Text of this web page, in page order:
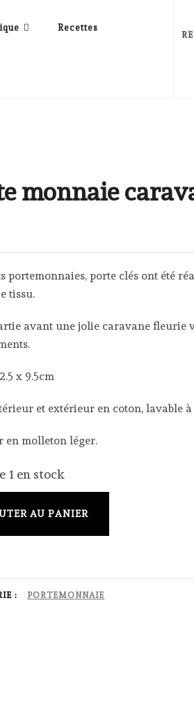
Recettes
monnaie
portemonnaies, porte clés ont été
tissu.
avant une jolie caravane fleurie
x 9.5cm
et extérieur en coton, lavable à
en molleton léger.
1 en stock
AU PANIER
: PORTEMONNAIE